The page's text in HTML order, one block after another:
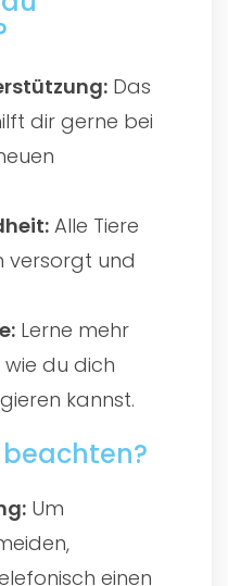
Das
dir gerne bei
Alle Tiere
versorgt und
Lerne mehr
du dich
kannst.
Um
einen